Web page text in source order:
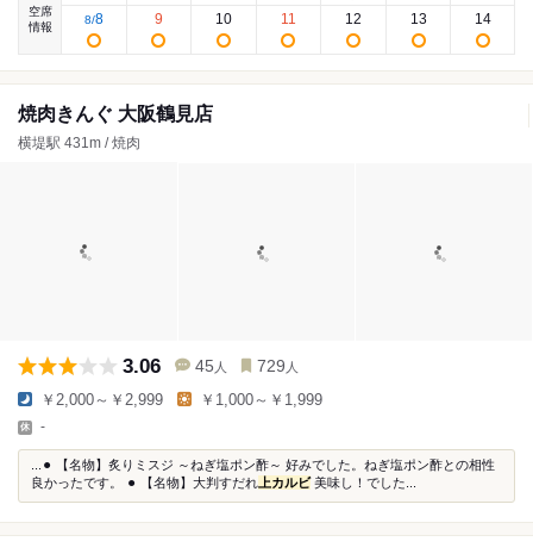
空席
情報
8/8 9 10 11 12 13 14
焼肉きんぐ 大阪鶴見店
横堤駅 431m / 焼肉
3.06 45 人 729 人
￥2,000～￥2,999 ￥1,000～￥1,999
-
...⚫︎ 【名物】炙りミスジ ～ねぎ塩ポン酢～ 好みでした。ねぎ塩ポン酢との相性
良かったです。 ⚫︎ 【名物】大判すだれ 上カルビ美味し！でした...